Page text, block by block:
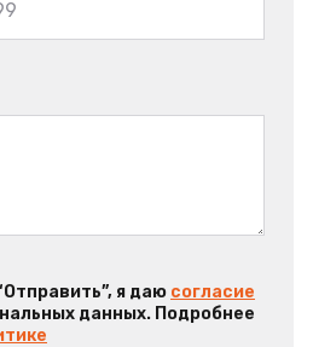
я даю согласие
данных. Подробнее